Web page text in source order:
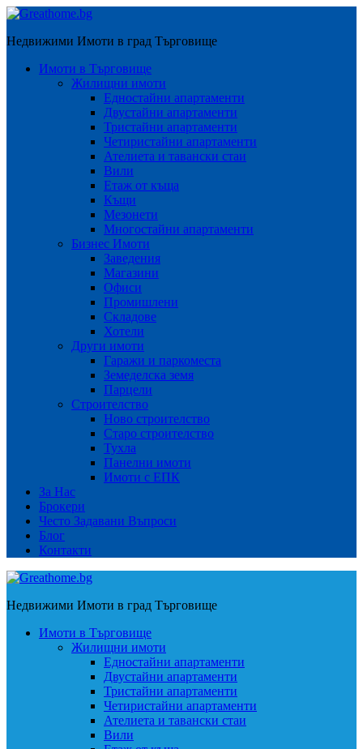
Недвижими Имоти в град Търговище
Имоти в Търговище
Жилищни имоти
Едностайни апартаменти
Двустайни апартаменти
Тристайни апартаменти
Четиристайни апартаменти
Ателиета и тавански стаи
Вили
Етаж от къща
Къщи
Мезонети
Многостайни апартаменти
Бизнес Имоти
Заведения
Магазини
Офиси
Промишлени
Складове
Хотели
Други имоти
Гаражи и паркоместа
Земеделска земя
Парцели
Строителство
Ново строителство
Старо строителство
Тухла
Панелни имоти
Имоти с ЕПК
За Нас
Брокери
Често Задавани Въпроси
Блог
Контакти
Недвижими Имоти в град Търговище
Имоти в Търговище
Жилищни имоти
Едностайни апартаменти
Двустайни апартаменти
Тристайни апартаменти
Четиристайни апартаменти
Ателиета и тавански стаи
Вили